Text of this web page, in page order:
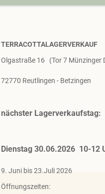
TERRACOTTALAGERVERKAUF
Olgastraße 16 (Tor 7 Münzinger
72770 Reutlingen - Betzingen
nächster Lagerverkaufstag:
Dienstag 30.06.2026 10-12
9. Juni bis 23.Juli 2026
Öffnungszeiten: